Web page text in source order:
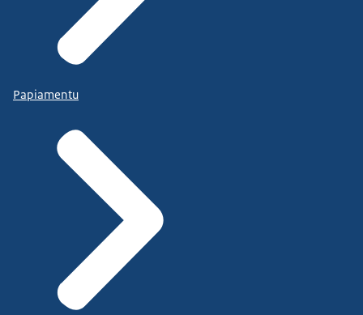
Papiamentu